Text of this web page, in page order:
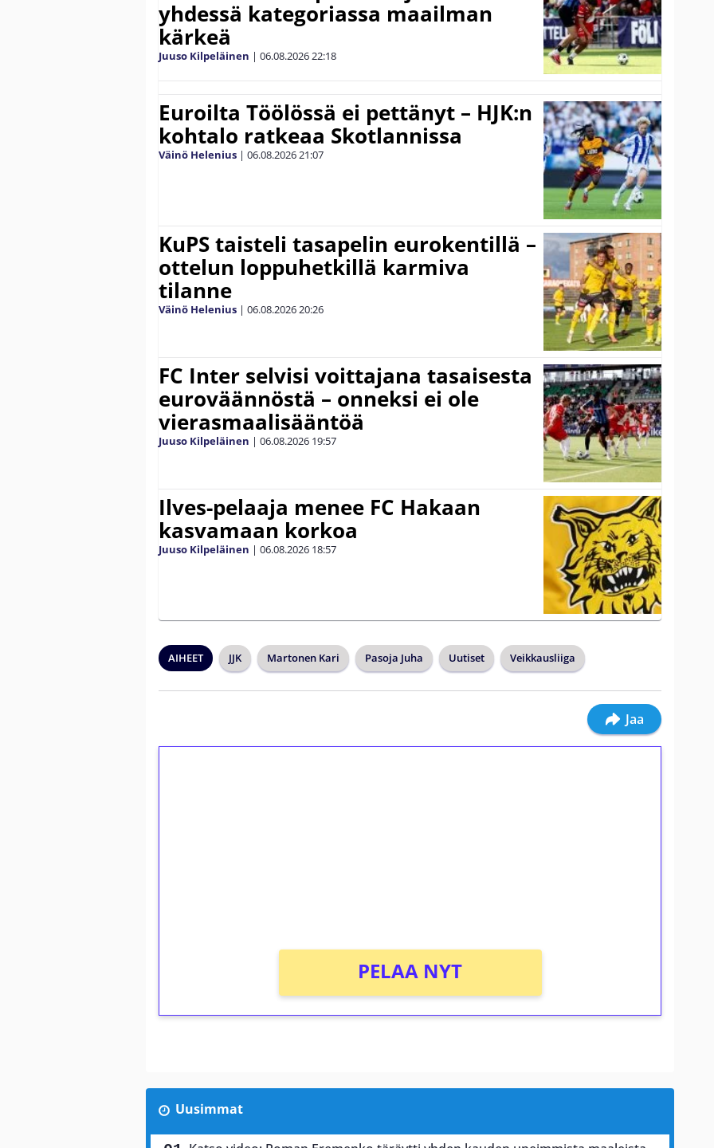
yhdessä kategoriassa maailman
kärkeä
Juuso Kilpeläinen | 06.08.202622:18
Euroilta Töölössä ei pettänyt – HJK:n
kohtalo ratkeaa Skotlannissa
Väinö Helenius | 06.08.202621:07
KuPS taisteli tasapelin eurokentillä –
ottelun loppuhetkillä karmiva
tilanne
Väinö Helenius | 06.08.202620:26
FC Inter selvisi voittajana tasaisesta
euroväännöstä – onneksi ei ole
vierasmaalisääntöä
Juuso Kilpeläinen | 06.08.2026 19:57
Ilves-pelaaja menee FC Hakaan
kasvamaan korkoa
Juuso Kilpeläinen | 06.08.2026 18:57
AIHEET JJK Martonen Kari Pasoja Juha Uutiset Veikkausliiga
Jaa
PELAA NYT
Uusimmat